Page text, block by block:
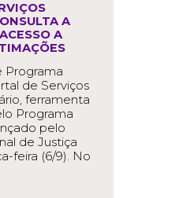
A
A
Programa
de Serviços
ferramenta
Programa
pelo
de Justiça
feira (6/9). No